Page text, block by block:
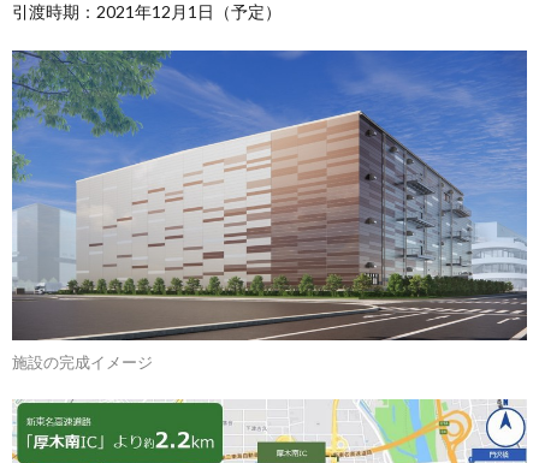
引渡時期：2021年12月1日（予定）
施設の完成イメージ